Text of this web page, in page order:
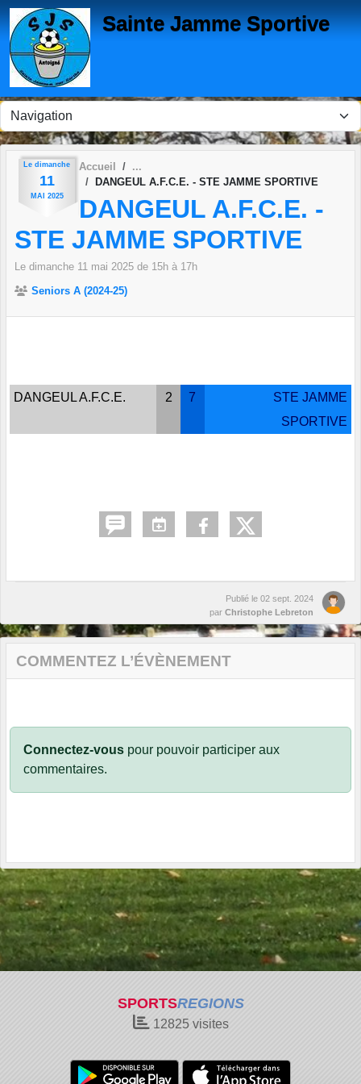
Sainte Jamme Sportive
Le dimanche
11
MAI 2025
Accueil
DANGEUL A.F.C.E. - STE JAMME SPORTIVE
DANGEUL A.F.C.E. -
STE JAMME SPORTIVE
Le dimanche 11 mai 2025 de 15h à 17h
Seniors A (2024-25)
DANGEUL A.F.C.E. 2 7
STE JAMME
SPORTIVE
Publié le 02 sept. 2024
par Christophe Lebreton
COMMENTEZ L’ÉVÈNEMENT
Connectez-vous pour pouvoir participer aux
commentaires.
SPORTSREGIONS
12825visites
Panneau de gestion des cookies